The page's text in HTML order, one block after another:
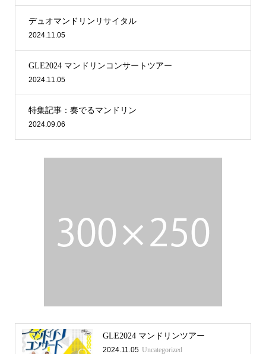
デュオマンドリンリサイタル
2024.11.05
GLE2024 マンドリンコンサートツアー
2024.11.05
特集記事：奏でるマンドリン
2024.09.06
GLE2024 マンドリンツアー
2024.11.05 Uncategorized